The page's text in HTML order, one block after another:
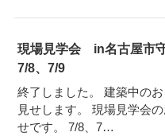
現場見学会 in名古屋市
7/8、7/9
終了しました。 建築中の
見せします。 現場見学会
せです。 7/8、7…